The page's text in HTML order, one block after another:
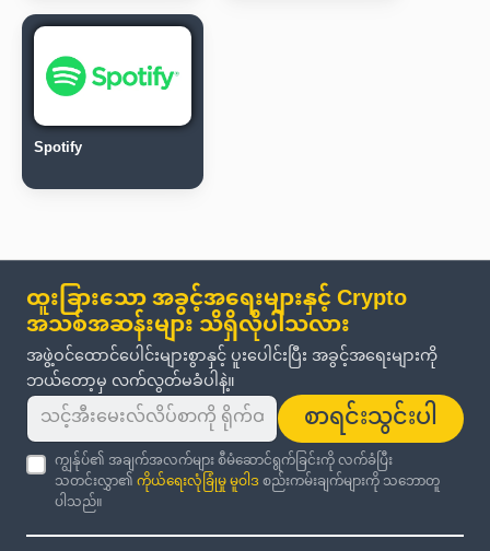
Spotify
ထူးခြားသော အခွင့်အရေးများနှင့် Crypto
အသစ်အဆန်းများ သိရှိလိုပါသလား
အဖွဲ့ဝင်ထောင်ပေါင်းများစွာနှင့် ပူးပေါင်းပြီး အခွင့်အရေးများကို
ဘယ်တော့မှ လက်လွတ်မခံပါနဲ့။
စာရင်းသွင်းပါ
ကျွန်ုပ်၏ အချက်အလက်များ စီမံဆောင်ရွက်ခြင်းကို လက်ခံပြီး
သတင်းလွှာ၏ကိုယ်ရေးလုံခြုံမှု မူဝါဒစည်းကမ်းချက်များကို သဘောတူ
ပါသည်။